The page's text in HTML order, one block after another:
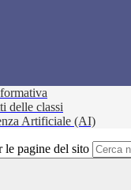
delle classi
Artificiale (AI)
le pagine del sito